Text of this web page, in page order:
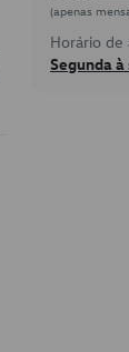
(apenas
Horário
Segunda